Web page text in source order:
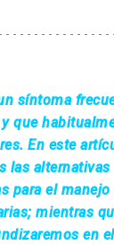
síntoma
que
En este
las alternativas
para el
mientras
en